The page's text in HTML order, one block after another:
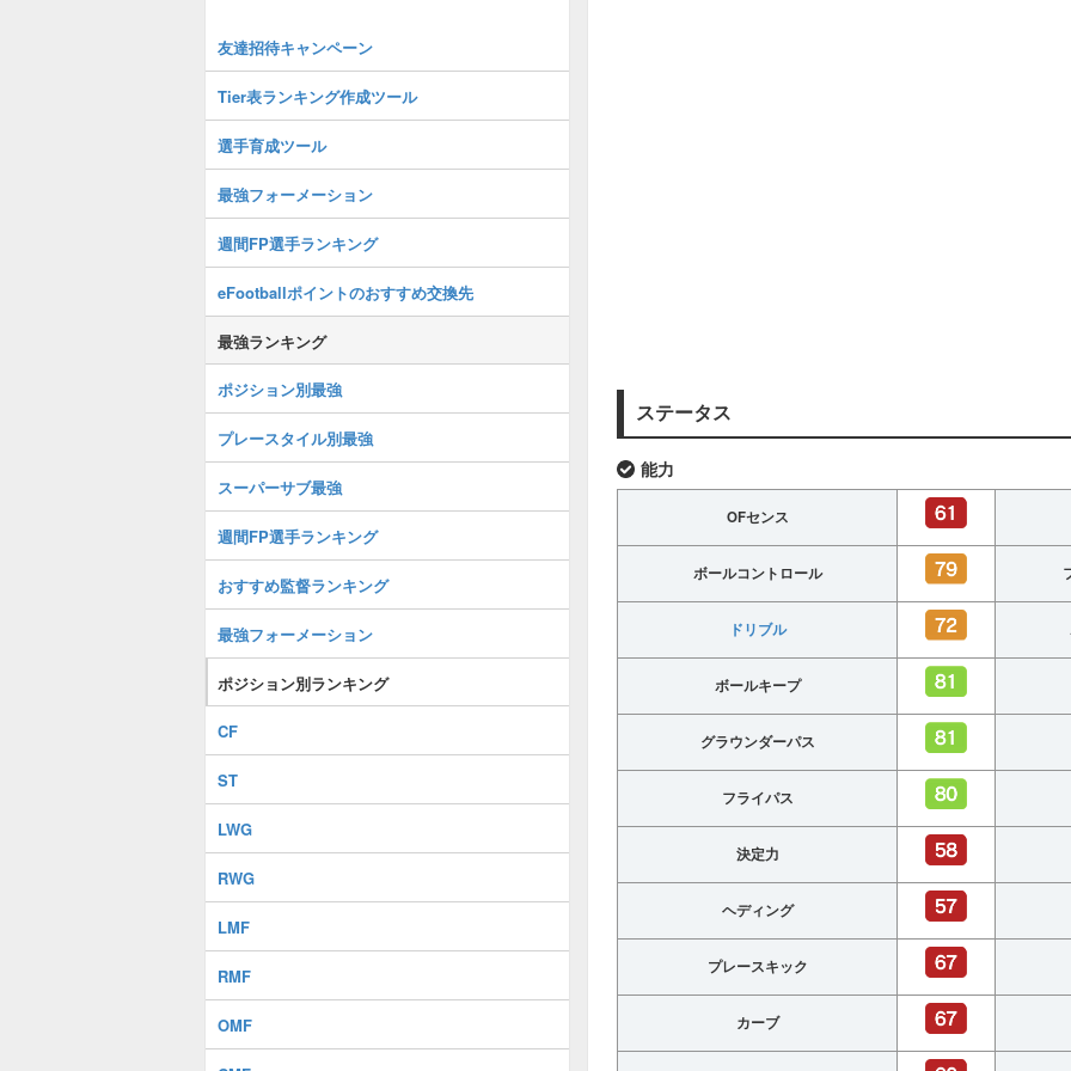
ステータス
能力
OFセンス
ボールコントロール
ドリブル
ボールキープ
グラウンダーパス
フライパス
決定力
ヘディング
プレースキック
カーブ
友達招待キャンペーン
Tier表ランキング作成ツール
選手育成ツール
最強フォーメーション
週間FP選手ランキング
eFootballポイントのおすすめ交換先
最強ランキング
ポジション別最強
プレースタイル別最強
スーパーサブ最強
週間FP選手ランキング
おすすめ監督ランキング
最強フォーメーション
ポジション別ランキング
CF
ST
LWG
RWG
LMF
RMF
OMF